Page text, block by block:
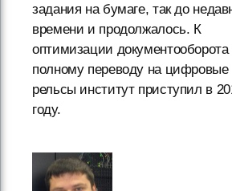
задания на бумаге, так до
времени и продолжалось. К
оптимизации документооборота
полному переводу на цифровые
рельсы институт приступил в
году.